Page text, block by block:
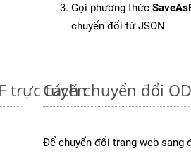
Gọi phương thức
chuyển đổi từ JSON
trực tuyến
Cách chuyển đổi
Để chuyển đổi trang web sang